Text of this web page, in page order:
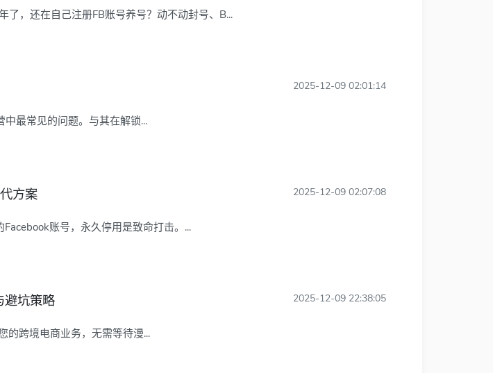
，还在自己注册FB账号养号？动不动封号、B...
2025-12-09 02:01:14
最常见的问题。与其在解锁...
方案 2025-12-09 02:07:08
账号，永久停用是致命打击。...
避坑策略 2025-12-09 22:38:05
的跨境电商业务，无需等待漫...